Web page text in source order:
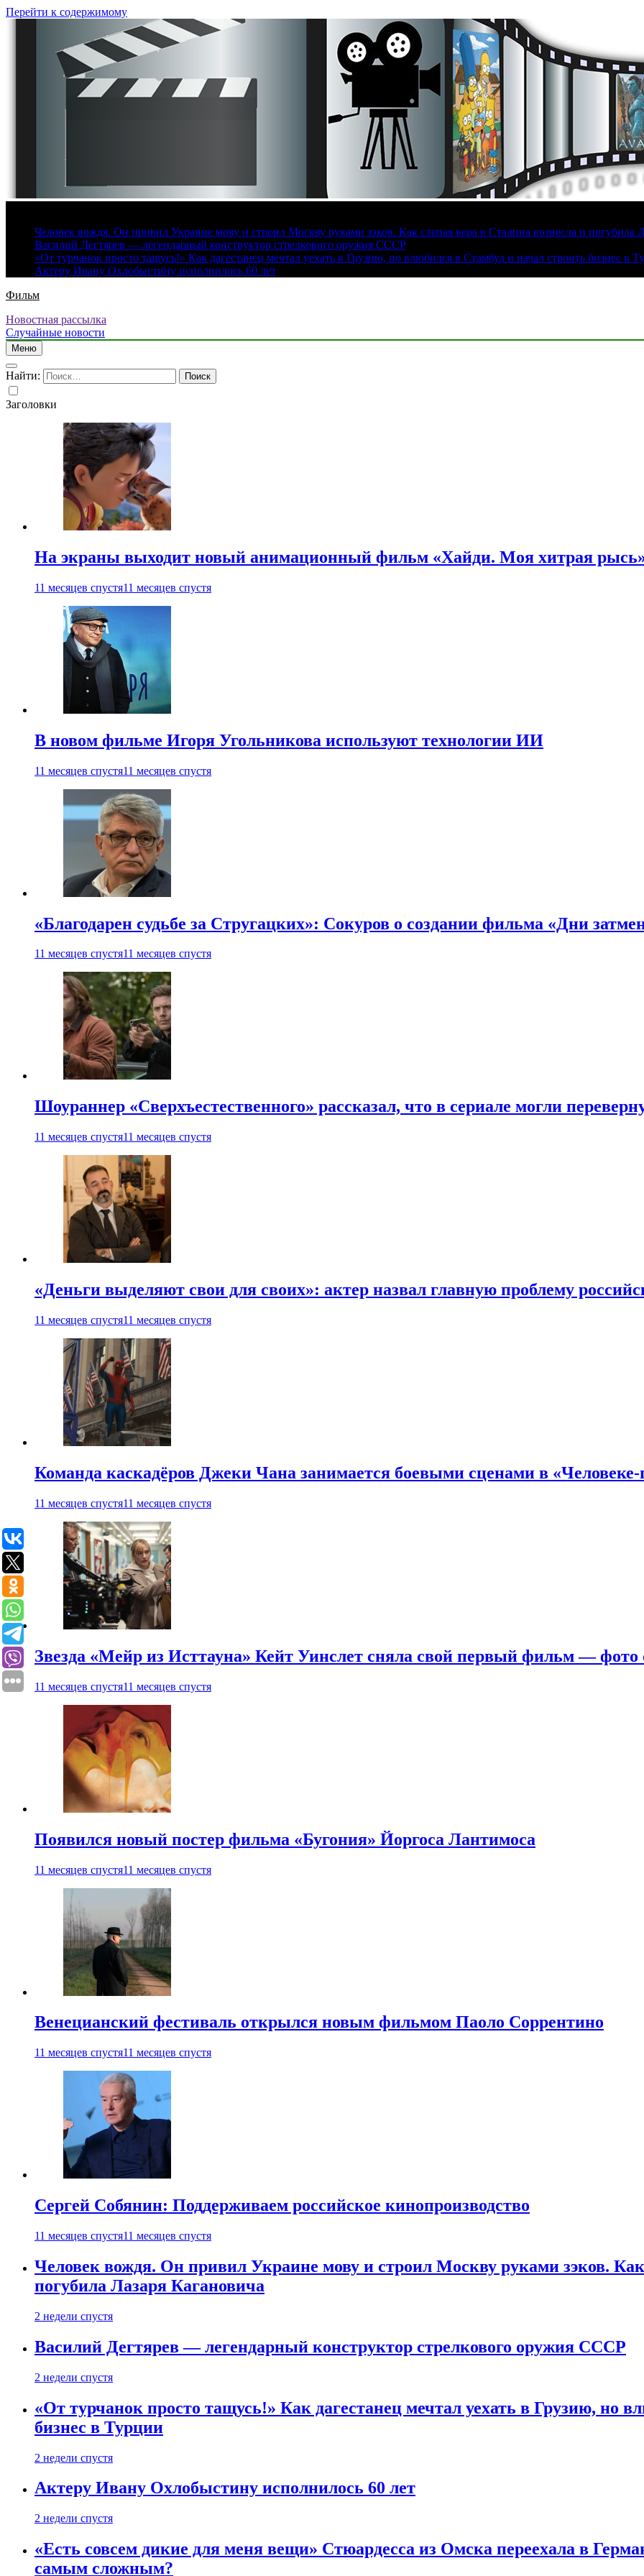
Перейти к содержимому
Человек вождя. Он привил Украине мову и строил Москву руками зэков. Как слепая вера в Сталина вознесла и погубила
Василий Дегтярев — легендарный конструктор стрелкового оружия СССР
«От турчанок просто тащусь!» Как дагестанец мечтал уехать в Грузию, но влюбился в Стамбул и начал строить бизнес в
Актеру Ивану Охлобыстину исполнилось 60 лет
Фильм
Новостная рассылка
Случайные новости
Меню
Найти:
Заголовки
На экраны выходит новый анимационный фильм «Хайди. Моя хитрая
11 месяцев спустя11 месяцев спустя
В новом фильме Игоря Угольникова используют технологии ИИ
11 месяцев спустя11 месяцев спустя
«Благодарен судьбе за Стругацких»: Сокуров о создании фильма «Дни
11 месяцев спустя11 месяцев спустя
Шоураннер «Сверхъестественного» рассказал, что в сериале могли
11 месяцев спустя11 месяцев спустя
«Деньги выделяют свои для своих»: актер назвал главную проблему
11 месяцев спустя11 месяцев спустя
Команда каскадёров Джеки Чана занимается боевыми сценами в «Человеке-
11 месяцев спустя11 месяцев спустя
Звезда «Мейр из Исттауна» Кейт Уинслет сняла свой первый фильм — фото
11 месяцев спустя11 месяцев спустя
Появился новый постер фильма «Бугония» Йоргоса Лантимоса
11 месяцев спустя11 месяцев спустя
Венецианский фестиваль открылся новым фильмом Паоло Соррентино
11 месяцев спустя11 месяцев спустя
Сергей Собянин: Поддерживаем российское кинопроизводство
11 месяцев спустя11 месяцев спустя
Человек вождя. Он привил Украине мову и строил Москву руками зэков.
погубила Лазаря Кагановича
2 недели спустя
Василий Дегтярев — легендарный конструктор стрелкового оружия СССР
2 недели спустя
«От турчанок просто тащусь!» Как дагестанец мечтал уехать в Грузию, но
бизнес в Турции
2 недели спустя
Актеру Ивану Охлобыстину исполнилось 60 лет
2 недели спустя
«Есть совсем дикие для меня вещи» Стюардесса из Омска переехала в
самым сложным?